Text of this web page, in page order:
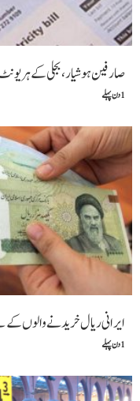
صارفین ہوشیار، بجلی کے ہر یونٹ
1 دن پہلے
ایرانی ریال خریدنے والوں کے
1 دن پہلے